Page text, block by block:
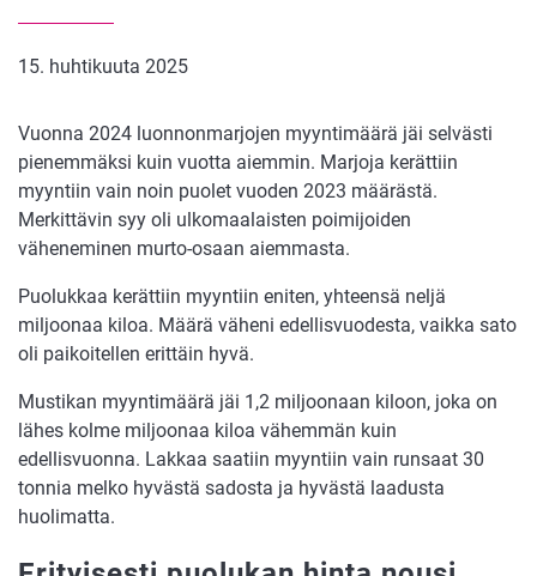
15. huhtikuuta 2025
Vuonna 2024 luonnonmarjojen myyntimäärä jäi selvästi
pienemmäksi kuin vuotta aiemmin. Marjoja kerättiin
myyntiin vain noin puolet vuoden 2023 määrästä.
Merkittävin syy oli ulkomaalaisten poimijoiden
väheneminen murto-osaan aiemmasta.
Puolukkaa kerättiin myyntiin eniten, yhteensä neljä
miljoonaa kiloa. Määrä väheni edellisvuodesta, vaikka sato
oli paikoitellen erittäin hyvä.
Mustikan myyntimäärä jäi 1,2 miljoonaan kiloon, joka on
lähes kolme miljoonaa kiloa vähemmän kuin
edellisvuonna. Lakkaa saatiin myyntiin vain runsaat 30
tonnia melko hyvästä sadosta ja hyvästä laadusta
huolimatta.